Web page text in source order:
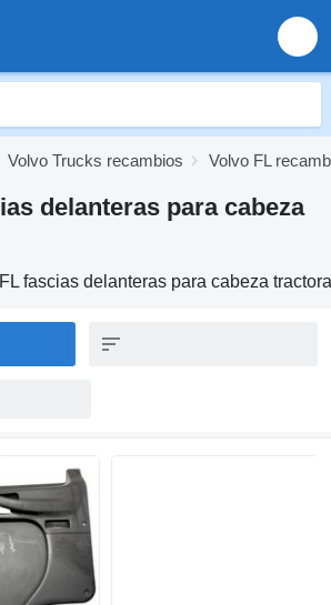
Volvo Trucks recambios Volvo FL
delanteras para cabeza
fascias delanteras para cabeza tractora